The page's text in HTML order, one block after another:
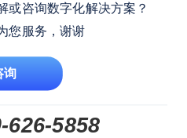
或咨询数字化解决方案？
您服务，谢谢
询
626-5858